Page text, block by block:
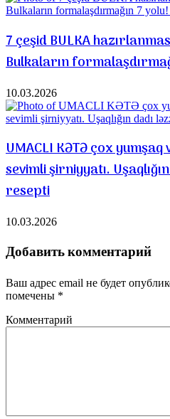
7 çeşid BULKA
Bulkaların
10.03.2026
UMACLI KƏTƏ çox yumşaq
sevimli şirniyyatı.
resepti
10.03.2026
Добавить комментарий
Ваш адрес email не будет
помечены *
Комментарий